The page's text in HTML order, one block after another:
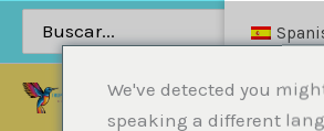
Saltar
por:
We've detected you
speaking a different